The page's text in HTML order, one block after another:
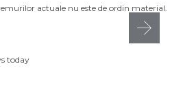
actuale nu este de ordin material.
today